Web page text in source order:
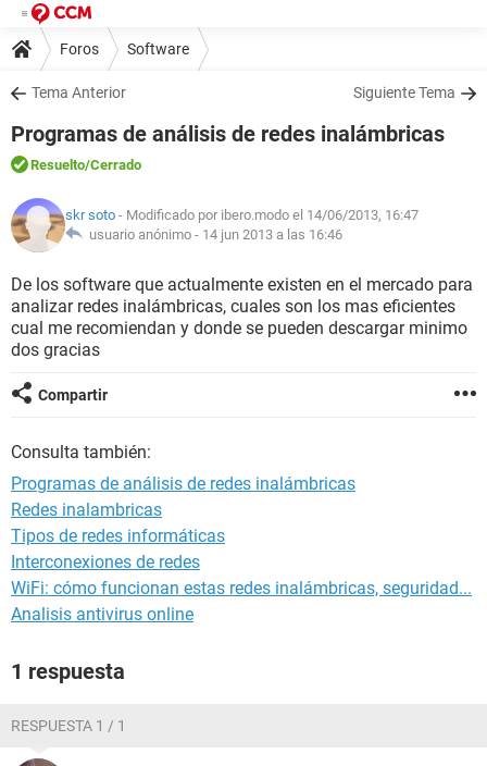
Foros Software
Tema Anterior Siguiente Tema
Programas de análisis de redes inalámbricas
Resuelto/Cerrado
skr soto - Modificado por ibero.modo el 14/06/2013, 16:47
usuario anónimo - 14 jun 2013 a las 16:46
De los software que actualmente existen en el mercado para
analizar redes inalámbricas, cuales son los mas eficientes
cual me recomiendan y donde se pueden descargar minimo
dos gracias
Compartir
Consulta también:
Programas de análisis de redes inalámbricas
Redes inalambricas
Tipos de redes informáticas
Interconexiones de redes
WiFi: cómo funcionan estas redes inalámbricas, seguridad...
Analisis antivirus online
1 respuesta
RESPUESTA 1 / 1